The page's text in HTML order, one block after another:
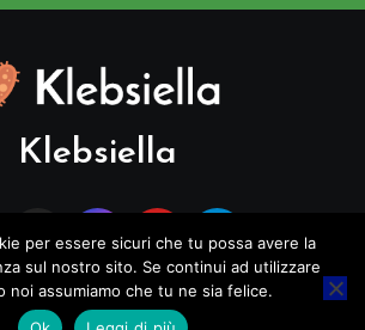
Klebsiella
per essere sicuri che tu possa avere la
sul nostro sito. Se continui ad utilizzare
noi assumiamo che tu ne sia felice.